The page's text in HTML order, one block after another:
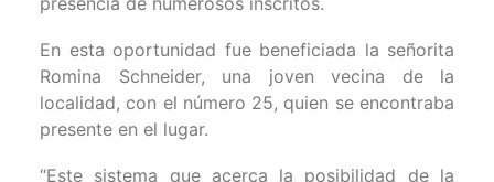
En esta oportunidad fue beneficiada la señorita
Romina Schneider, una joven vecina de la
localidad, con el número 25, quien se encontraba
presente en el lugar.
“Este sistema que acerca la posibilidad de la